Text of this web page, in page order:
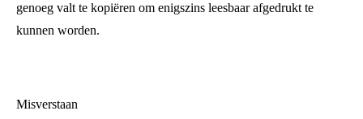
genoeg valt te kopiëren om enigszins leesbaar afgedrukt te
kunnen worden.
Misverstaan